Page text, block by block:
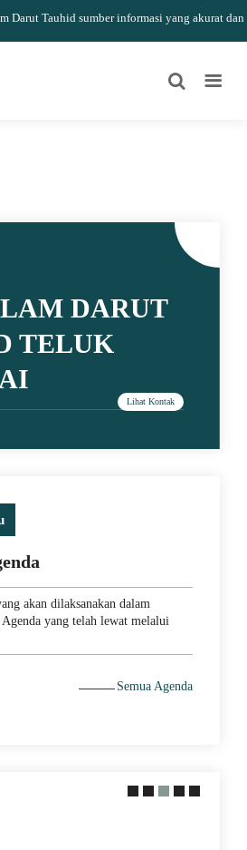
Tauhid sumber informasi yang akurat dan
DARUT
TELUK
akan dilaksanakan dalam
yang telah lewat melalui
Semua Agenda